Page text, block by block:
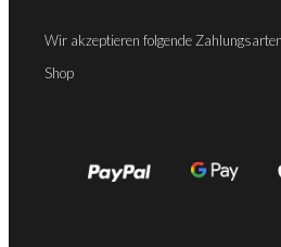
Wir akzeptieren folgende
Shop